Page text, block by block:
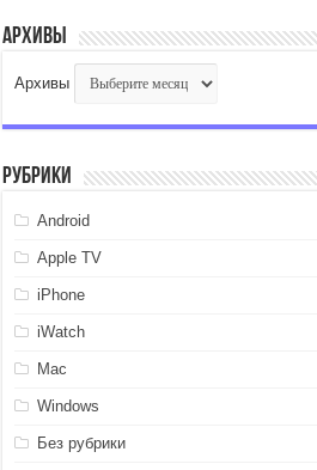
Архивы
Архивы
Рубрики
Android
Apple TV
iPhone
iWatch
Mac
Windows
Без рубрики